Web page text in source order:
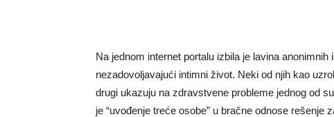
Na jednom internet portalu izbila je lavina
nezadovoljavajući intimni život. Neki od njih kao
drugi ukazuju na zdravstvene probleme jednog od
je “uvođenje treće osobe” u bračne odnose rešenje